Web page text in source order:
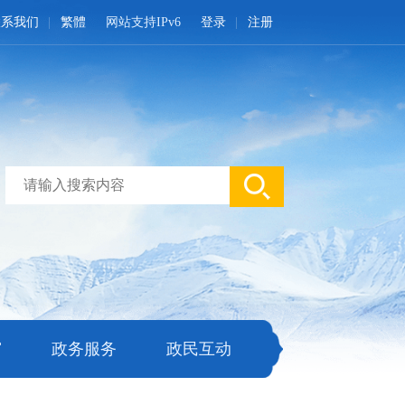
登录 注册
网站支持IPv6
我们 繁體
政务服务 政民互动